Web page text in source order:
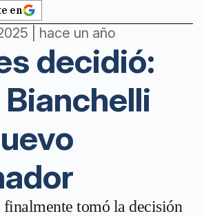
en
| hace un año
decidió:
tomó la decisión